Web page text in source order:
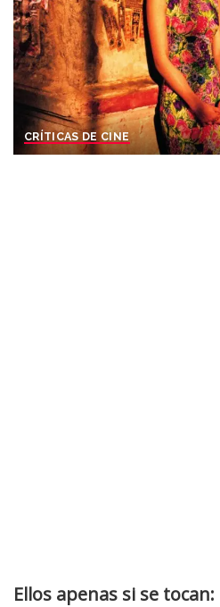
CRÍTICAS DE CINE
Ellos apenas si se